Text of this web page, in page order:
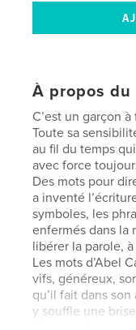
À propos du
C’est un garçon
Toute sa
au fil du temps
avec force
Des mots pour
a inventé
symboles, les
enfermés dans la
libérer la parole,
Les mots d’Abel
vifs, généreux,
qu’il fait dans
y souffle une